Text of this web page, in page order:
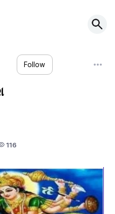
Follow
116